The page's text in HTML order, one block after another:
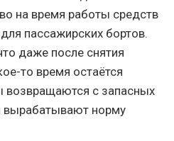
на время работы средств
пассажирских бортов.
даже после снятия
то время остаётся
с запасных
вырабатывают норму